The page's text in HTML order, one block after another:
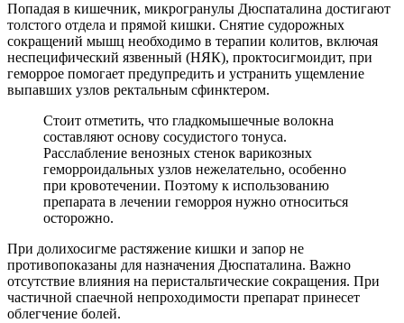
Попадая в кишечник, микрогранулы Дюспаталина достигают
толстого отдела и прямой кишки. Снятие судорожных
сокращений мышц необходимо в терапии колитов, включая
неспецифический язвенный (НЯК), проктосигмоидит, при
геморрое помогает предупредить и устранить ущемление
выпавших узлов ректальным сфинктером.
Стоит отметить, что гладкомышечные волокна
составляют основу сосудистого тонуса.
Расслабление венозных стенок варикозных
геморроидальных узлов нежелательно, особенно
при кровотечении. Поэтому к использованию
препарата в лечении геморроя нужно относиться
осторожно.
При долихосигме растяжение кишки и запор не
противопоказаны для назначения Дюспаталина. Важно
отсутствие влияния на перистальтические сокращения. При
частичной спаечной непроходимости препарат принесет
облегчение болей.